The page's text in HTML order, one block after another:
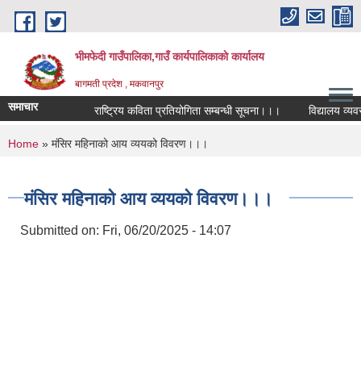
Skip to main content
भीमफेदी गाउँपालिका,गाउँ कार्यपालिकाकाे कार्यालय
बागमती प्रदेश , मकवानपुर
समाचार राष्ट्रिय कविता प्रतियोगिता सम्बन्धी सूचना।।। विद्यालय
You are here
Home » मंसिर महिनाको आय व्ययको विवरण।।।
मंसिर महिनाको आय व्ययको विवरण।।।
Submitted on: Fri, 06/20/2025 - 14:07